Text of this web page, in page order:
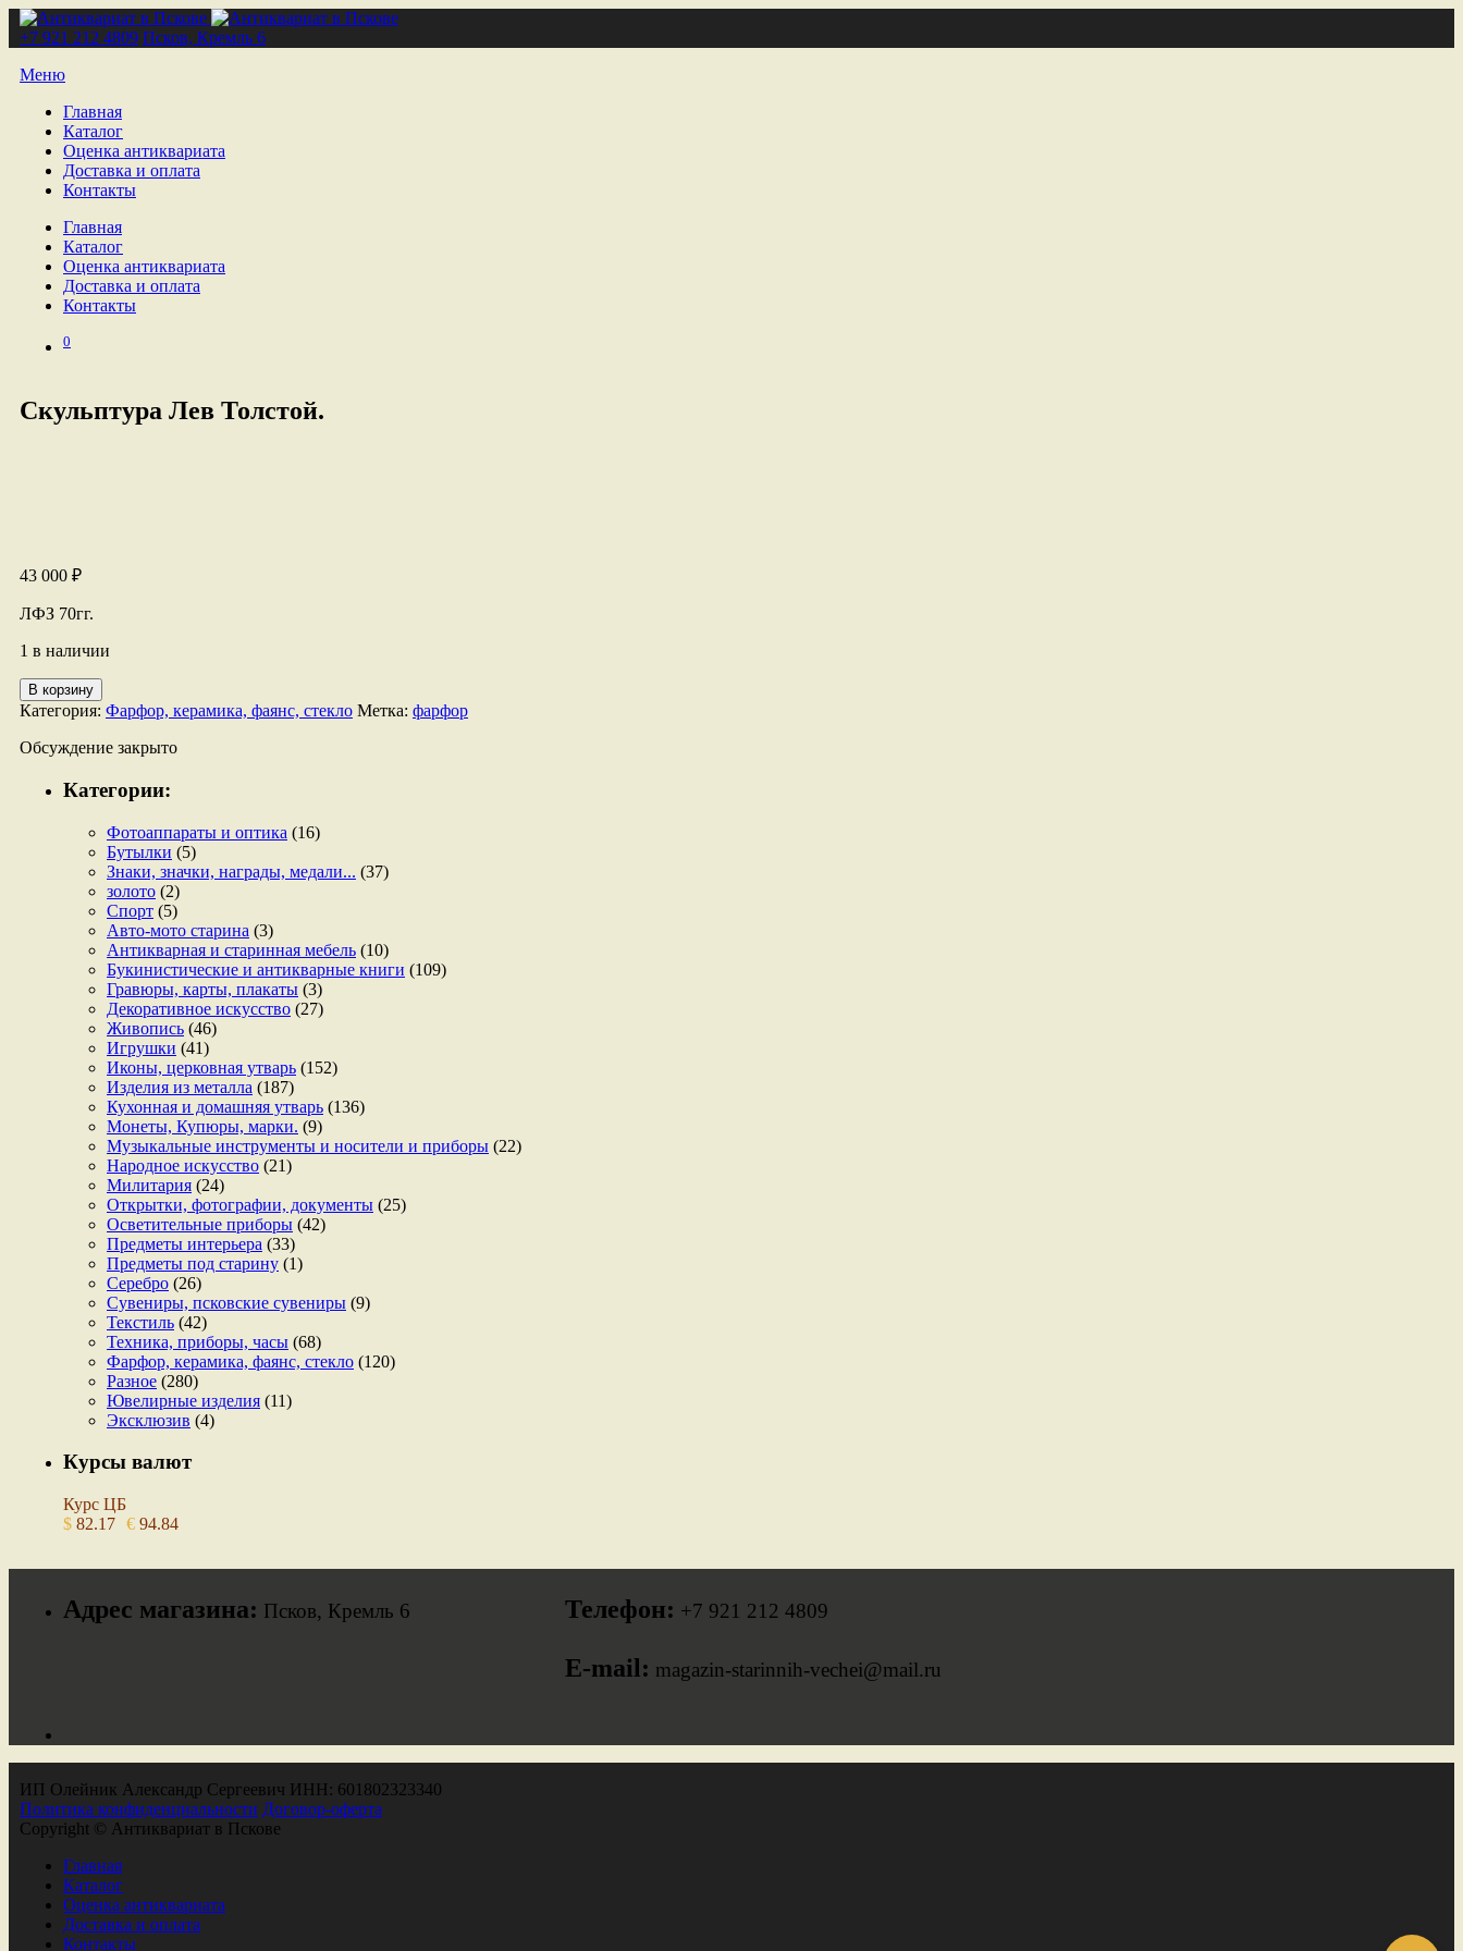
+7 921 212 4809 Псков, Кремль 6
Меню
Главная
Каталог
Оценка антиквариата
Доставка и оплата
Контакты
Главная
Каталог
Оценка антиквариата
Доставка и оплата
Контакты
0
Скульптура Лев Толстой.
43 000 ₽
ЛФЗ 70гг.
1 в наличии
Количество
товара
Скульптура
Лев
В корзину
Категория: Фарфор, керамика, фаянс, стекло Метка: фарфор
Обсуждение закрыто
Категории:
Фотоаппараты и оптика (16)
Бутылки (5)
Знаки, значки, награды, медали... (37)
золото (2)
Спорт (5)
Авто-мото старина (3)
Антикварная и старинная мебель (10)
Букинистические и антикварные книги (109)
Гравюры, карты, плакаты (3)
Декоративное искусство (27)
Живопись (46)
Игрушки (41)
Иконы, церковная утварь (152)
Изделия из металла (187)
Кухонная и домашняя утварь (136)
Монеты, Купюры, марки. (9)
Музыкальные инструменты и носители и приборы (22)
Народное искусство (21)
Милитария (24)
Открытки, фотографии, документы (25)
Осветительные приборы (42)
Предметы интерьера (33)
Предметы под старину (1)
Серебро (26)
Сувениры, псковские сувениры (9)
Текстиль (42)
Техника, приборы, часы (68)
Фарфор, керамика, фаянс, стекло (120)
Разное (280)
Ювелирные изделия (11)
Эксклюзив (4)
Курсы валют
Курс ЦБ
$ 82.17 € 94.84
Адрес магазина: Псков, Кремль 6 Телефон: +7 921 212 4809
E-mail: magazin-starinnih-vechei@mail.ru
ИП Олейник Александр Сергеевич ИНН: 601802323340
Политика конфиденциальности Договор-оферта
Copyright © Антиквариат в Пскове
Главная
Каталог
Оценка антиквариата
Доставка и оплата
Контакты